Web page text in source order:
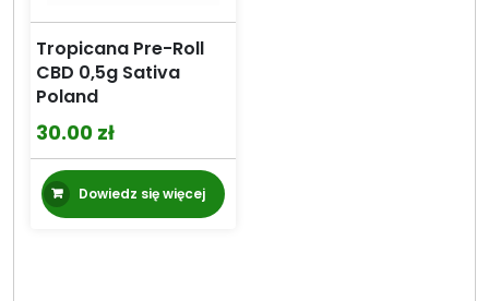
Tropicana Pre-Roll
CBD 0,5g Sativa
Poland
30.00 zł
Dowiedz się więcej